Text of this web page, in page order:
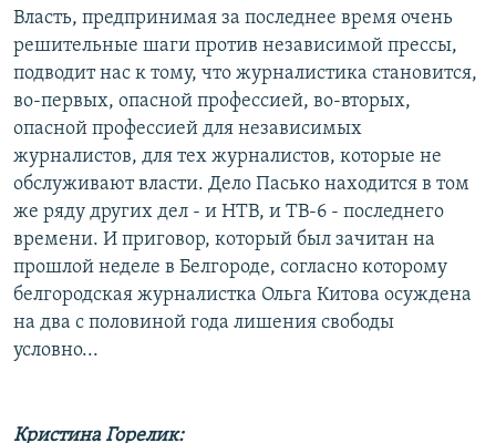
Власть, предпринимая за последнее время очень
решительные шаги против независимой прессы,
подводит нас к тому, что журналистика становится,
во-первых, опасной профессией, во-вторых,
опасной профессией для независимых
журналистов, для тех журналистов, которые не
обслуживают власти. Дело Пасько находится в том
же ряду других дел - и НТВ, и ТВ-6 - последнего
времени. И приговор, который был зачитан на
прошлой неделе в Белгороде, согласно которому
белгородская журналистка Ольга Китова осуждена
на два с половиной года лишения свободы
условно...
Кристина Горелик: